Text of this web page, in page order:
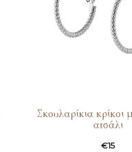
Σκουλαρίκια κρίκοι
ατσάλι
€15